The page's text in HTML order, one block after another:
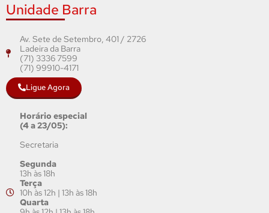
Unidade Barra
Av. Sete de Setembro, 401 / 2726
Ladeira da Barra
(71) 3336 7599
(71) 99910-4171
Ligue Agora
Horário especial
(4 a 23/05):
Secretaria
Segunda
13h às 18h
Terça
10h às 12h | 13h às 18h
Quarta